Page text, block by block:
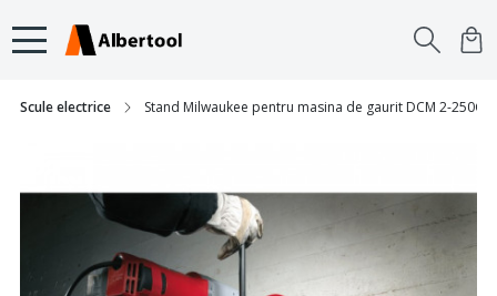
Scule electrice Stand Milwaukee pentru masina de gaurit DCM 2-250C,